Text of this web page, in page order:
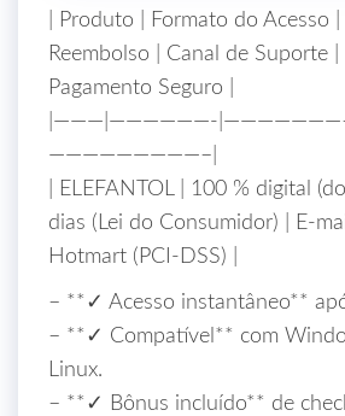
| Produto | Formato do Acesso
Reembolso | Canal de Suporte
Pagamento Seguro |
|———|——————-
—————————–|
| ELEFANTOL | 100 % digital
dias (Lei do Consumidor) |
Hotmart (PCI‑DSS) |
– **✓ Acesso instantâneo**
– **✓ Compatível** com
Linux.
– **✓ Bônus incluído** de